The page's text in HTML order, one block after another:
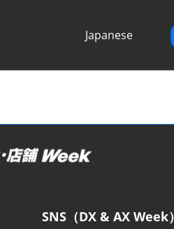
Japanese
SNS（DX & AX Week）